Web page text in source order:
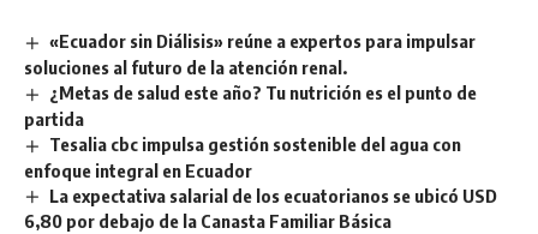
«Ecuador sin Diálisis» reúne a expertos para impulsar
soluciones al futuro de la atención renal.
¿Metas de salud este año? Tu nutrición es el punto de
partida
Tesalia cbc impulsa gestión sostenible del agua con
enfoque integral en Ecuador
La expectativa salarial de los ecuatorianos se ubicó USD
6,80 por debajo de la Canasta Familiar Básica